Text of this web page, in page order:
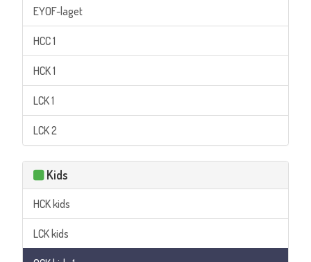
EYOF-laget
HCC 1
HCK 1
LCK 1
LCK 2
Kids
HCK kids
LCK kids